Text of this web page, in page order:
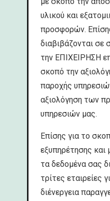
υλικού και
προσφορών.
διαβιβάζονται σε
την ΕΠΙΧΕΙΡΗΣΗ
σκοπό την
παροχής
αξιολόγηση των
υπηρεσιών μας.
Επίσης για το
εξυπηρέτησης και
τα δεδομένα σας
τρίτες εταιρείες
διένεργεια